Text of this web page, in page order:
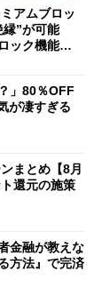
アムブロッ
縁”が可能
ック機能と
」80％OFF
が凄すぎる
まとめ【8月
還元の施策
金融が教えな
方法』で完済